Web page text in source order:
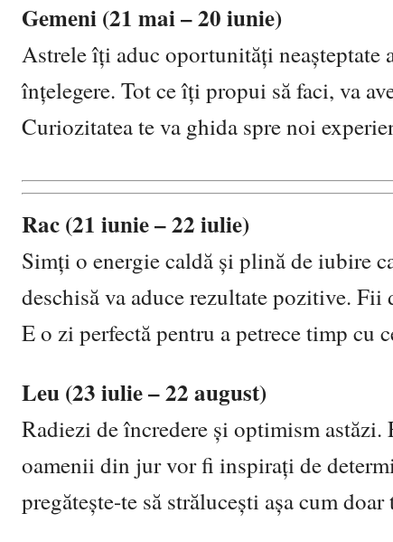
Gemeni (21 mai – 20 iunie)
Astrele îți aduc oportunități neașteptate
înțelegere. Tot ce îți propui să faci, va
Curiozitatea te va ghida spre noi
Rac (21 iunie – 22 iulie)
Simți o energie caldă și plină de iubire
deschisă va aduce rezultate pozitive.
E o zi perfectă pentru a petrece timp cu
Leu (23 iulie – 22 august)
Radiezi de încredere și optimism
oamenii din jur vor fi inspirați de
pregătește-te să strălucești așa cum